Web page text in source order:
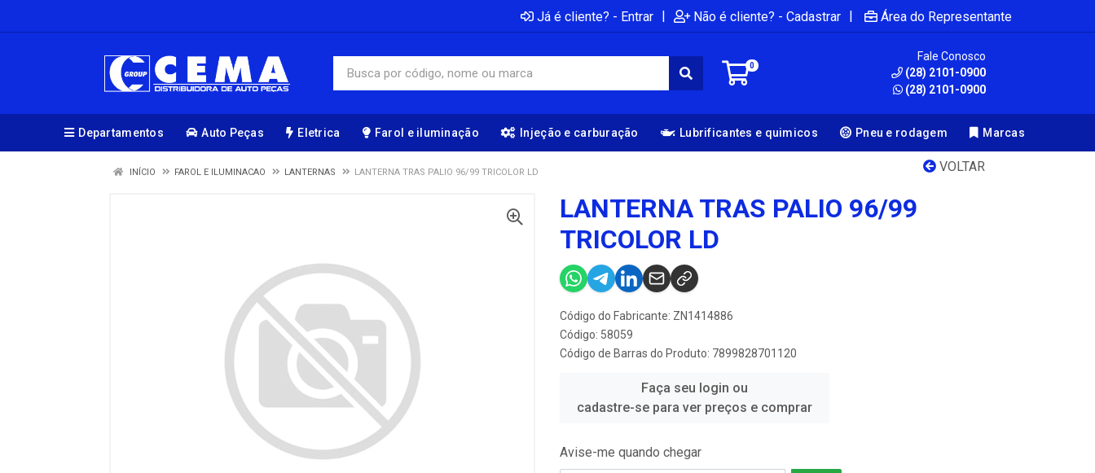
Já é cliente? - Entrar | Não é cliente? - Cadastrar | Área do Representante
0
Fale Conosco
(28) 2101-0900
(28) 2101-0900
Departamentos Auto Peças Eletrica Farol e iluminação Injeção e carburação Lubrificantes e quimicos Pneu e rodagem Marcas
VOLTAR
INÍCIO FAROL E ILUMINACAO LANTERNAS LANTERNA TRAS PALIO 96/99 TRICOLOR LD
LANTERNA TRAS PALIO 96/99
TRICOLOR LD
Código do Fabricante: ZN1414886
Código: 58059
Código de Barras do Produto: 7899828701120
Faça seu login ou
cadastre-se para ver preços e comprar
Avise-me quando chegar